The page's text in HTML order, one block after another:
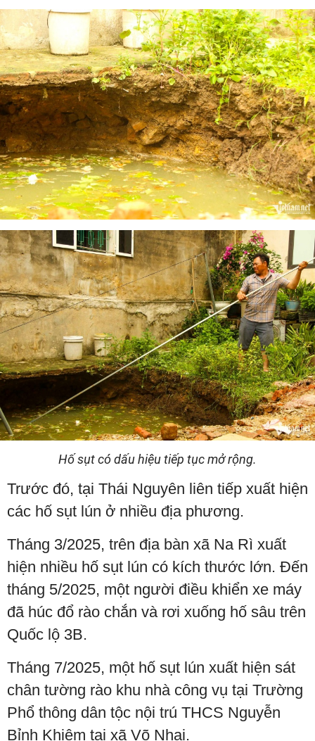
Hố sụt có dấu hiệu tiếp tục mở rộng.
Trước đó, tại Thái Nguyên liên tiếp xuất hiện
các hố sụt lún ở nhiều địa phương.
Tháng 3/2025, trên địa bàn xã Na Rì xuất
hiện nhiều hố sụt lún có kích thước lớn. Đến
tháng 5/2025, một người điều khiển xe máy
đã húc đổ rào chắn và rơi xuống hố sâu trên
Quốc lộ 3B.
Tháng 7/2025, một hố sụt lún xuất hiện sát
chân tường rào khu nhà công vụ tại Trường
Phổ thông dân tộc nội trú THCS Nguyễn
Bỉnh Khiêm tại xã Võ Nhai.